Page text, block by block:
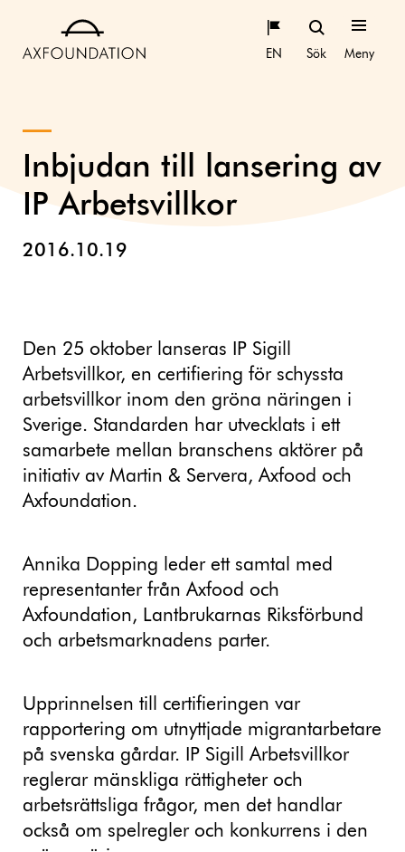
EN Sök Meny
Inbjudan till lansering av
IP Arbetsvillkor
2016.10.19
Den 25 oktober lanseras IP Sigill
Arbetsvillkor, en certifiering för schyssta
arbetsvillkor inom den gröna näringen i
Sverige. Standarden har utvecklats i ett
samarbete mellan branschens aktörer på
initiativ av Martin & Servera, Axfood och
Axfoundation.
Annika Dopping leder ett samtal med
representanter från Axfood och
Axfoundation, Lantbrukarnas Riksförbund
och arbetsmarknadens parter.
Upprinnelsen till certifieringen var
rapportering om utnyttjade migrantarbetare
på svenska gårdar. IP Sigill Arbetsvillkor
reglerar mänskliga rättigheter och
arbetsrättsliga frågor, men det handlar
också om spelregler och konkurrens i den